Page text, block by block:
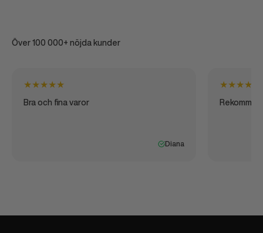
Över 100 000+ nöjda kunder
★★★★★
Bra och fina varor
Diana
★★★★